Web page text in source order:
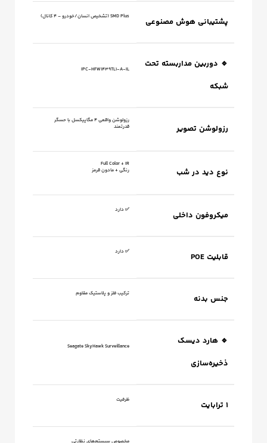
پشتیبانی هوش مصنوعی SMD Plus (تشخیص انسان/خودرو – 4 کانال)
🔹 دوربین مداربسته تحت
شبکه
IPC-HFW1439TL1-A-IL
رزولوشن تصویر
رزولوشن واقعی 4 مگاپیکسل با حسگر
قدرتمند
نوع دید در شب
Full Color + IR
رنگی + مادون قرمز
میکروفون داخلی ✅ دارد
قابلیت POE ✅ دارد
جنس بدنه ترکیب فلز و پلاستیک مقاوم
🔹 هارد دیسک
ذخیره‌سازی
Seagate SkyHawk Surveillance
۱ ترابایت ظرفیت
مخصوص سیستم‌های نظارتی